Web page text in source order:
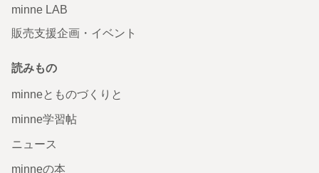
minne LAB
販売支援企画・イベント
読みもの
minneとものづくりと
minne学習帖
ニュース
minneの本